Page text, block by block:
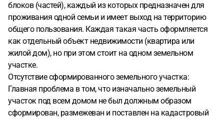
блоков (частей), каждый из которых предназначен для
проживания одной семьи и имеет выход на территорию
общего пользования. Каждая такая часть оформляется
как отдельный объект недвижимости (квартира или
жилой дом), но при этом стоит на одном земельном
участке.
Отсутствие сформированного земельного участка:
Главная проблема в том, что изначально земельный
участок под всем домом не был должным образом
сформирован, размежеван и поставлен на кадастровый